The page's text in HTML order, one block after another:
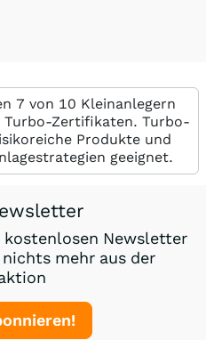
7 von 10 Kleinanlegern
Turbo-Zertifikaten. Turbo-
Produkte und
geeignet.
kostenlosen Newsletter
mehr aus der